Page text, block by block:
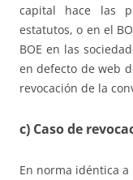
capital hace las
estatutos, o en el
BOE en las
en defecto de web
revocación de la
c) Caso de
En norma idéntica